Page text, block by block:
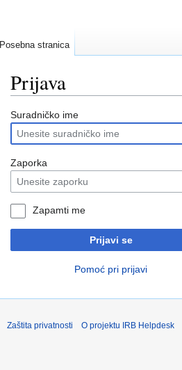
Prijava
Prijeđi
na
navigaciju
Prijeđi
na
pretraživanje
Suradničko ime
Zaporka
Zapamti me
Prijavi se
Pomoć pri prijavi
Posebna stranica
Zaštita privatnosti O projektu IRB Helpdesk